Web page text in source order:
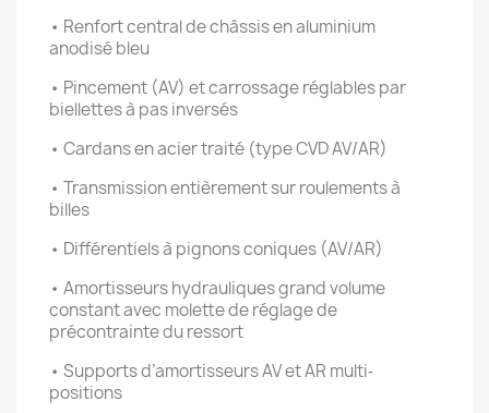
• Renfort central de châssis en aluminium
anodisé bleu
• Pincement (AV) et carrossage réglables par
biellettes à pas inversés
• Cardans en acier traité (type CVD AV/AR)
• Transmission entièrement sur roulements à
billes
• Différentiels à pignons coniques (AV/AR)
• Amortisseurs hydrauliques grand volume
constant avec molette de réglage de
précontrainte du ressort
• Supports d’amortisseurs AV et AR multi‐
positions